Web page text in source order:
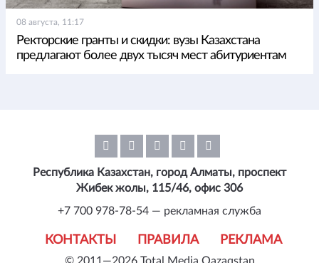
08 августа, 11:17
Ректорские гранты и скидки: вузы Казахстана
предлагают более двух тысяч мест абитуриентам
© 2011—2026 Total Media Qazaqstan
КОНТАКТЫ ПРАВИЛА РЕКЛАМА
Республика Казахстан, город Алматы, проспект
Жибек жолы, 115/46, офис 306
+7 700 978-78-54 — рекламная служба